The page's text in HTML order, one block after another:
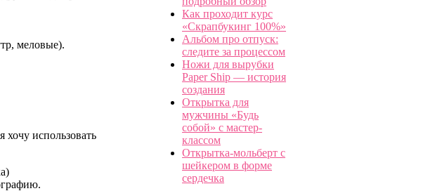
меловые).
использовать
Как проходит курс
«Скрапбукинг 100%»
Альбом про отпуск:
следите за процессом
Ножи для вырубки
Paper Ship — история
создания
Открытка для
мужчины «Будь
собой» с мастер-
классом
Открытка-мольберт с
шейкером в форме
сердечка